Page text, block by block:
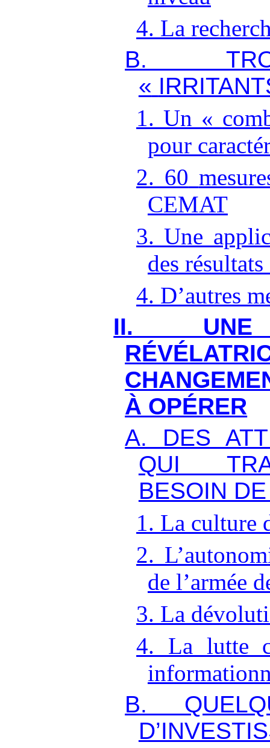
4. La
B.
«
1. Un «
pour
2. 60
CEMAT
3. Une
des
4. D’autres
II. UNE
À OPÉRER
A. DES
QUI
BESOIN
1. La culture
2.
de l’armée
3. La
4. La lutte
B.